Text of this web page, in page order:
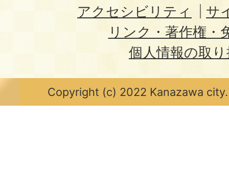
アクセシビリティ
サ
リンク・著作権・
個人情報の取
Copyright (c) 2022 Kanazawa